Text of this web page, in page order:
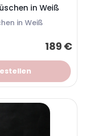
in Weiß
in Weiß
189 €